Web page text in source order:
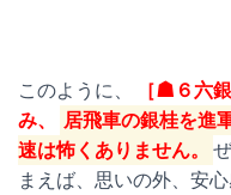
このように、
［☗６六
み、
居飛車の銀桂を進
速は怖くありません。
まえば、思いの外、安心